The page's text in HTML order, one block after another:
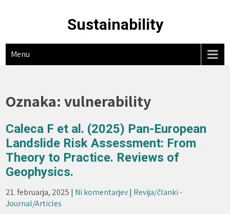
Sustainability
Menu
Oznaka:vulnerability
Caleca F et al. (2025) Pan-European
Landslide Risk Assessment: From
Theory to Practice. Reviews of
Geophysics.
21. februarja, 2025 | Ni komentarjev| Revija/članki -
Journal/Articles